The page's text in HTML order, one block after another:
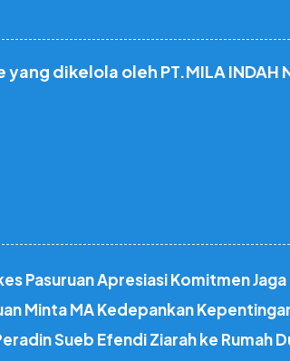
dikelola oleh PT.MILA INDAH
Pasuruan Apresiasi Komitmen
Minta MA Kedepankan
Sueb Efendi Ziarah ke